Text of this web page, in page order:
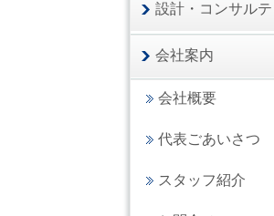
設計・コンサル
会社案内
会社概要
代表ごあいさつ
スタッフ紹介